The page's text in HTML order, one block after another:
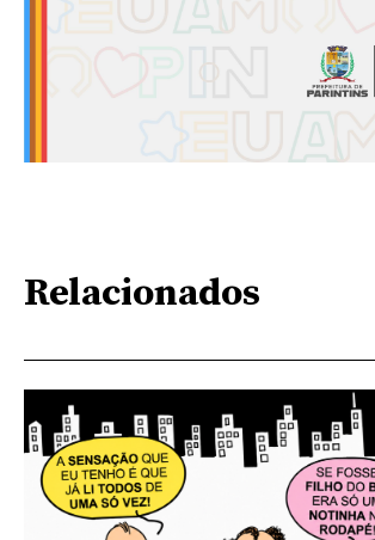
Relacionados